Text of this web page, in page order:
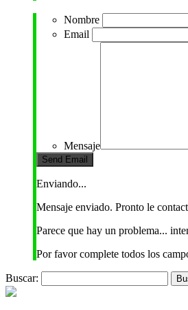
Nombre
Email
Mensaje
Enviando...
Mensaje enviado. Pronto le
Parece que hay un problema...
Por favor complete todos los
Buscar: